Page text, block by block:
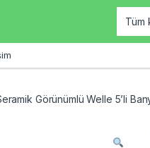
Görünümlü Welle 5’li